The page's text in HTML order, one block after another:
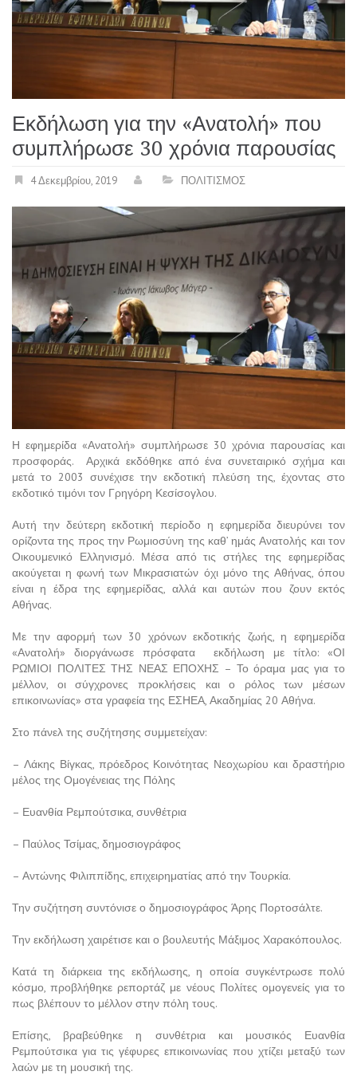
Εκδήλωση για την «Ανατολή» που
συμπλήρωσε 30 χρόνια παρουσίας
4 Δεκεμβρίου, 2019 ΠΟΛΙΤΙΣΜΟΣ
Η εφημερίδα «Ανατολή» συμπλήρωσε 30 χρόνια παρουσίας και
προσφοράς. Αρχικά εκδόθηκε από ένα συνεταιρικό σχήμα και
μετά το 2003 συνέχισε την εκδοτική πλεύση της, έχοντας στο
εκδοτικό τιμόνι τον Γρηγόρη Κεσίσογλου.
Αυτή την δεύτερη εκδοτική περίοδο η εφημερίδα διευρύνει τον
ορίζοντα της προς την Ρωμιοσύνη της καθ’ ημάς Ανατολής και τον
Οικουμενικό Ελληνισμό. Μέσα από τις στήλες της εφημερίδας
ακούγεται η φωνή των Μικρασιατών όχι μόνο της Αθήνας, όπου
είναι η έδρα της εφημερίδας, αλλά και αυτών που ζουν εκτός
Αθήνας.
Με την αφορμή των 30 χρόνων εκδοτικής ζωής, η εφημερίδα
«Ανατολή» διοργάνωσε πρόσφατα εκδήλωση με τίτλο: «ΟΙ
ΡΩΜΙΟΙ ΠΟΛΙΤΕΣ ΤΗΣ ΝΕΑΣ ΕΠΟΧΗΣ – Το όραμα μας για το
μέλλον, οι σύγχρονες προκλήσεις και ο ρόλος των μέσων
επικοινωνίας» στα γραφεία της ΕΣΗΕΑ, Ακαδημίας 20 Αθήνα.
Στο πάνελ της συζήτησης συμμετείχαν:
– Λάκης Βίγκας, πρόεδρος Κοινότητας Νεοχωρίου και δραστήριο
μέλος της Ομογένειας της Πόλης
– Ευανθία Ρεμπούτσικα, συνθέτρια
– Παύλος Τσίμας, δημοσιογράφος
– Αντώνης Φιλιππίδης, επιχειρηματίας από την Τουρκία.
Την συζήτηση συντόνισε ο δημοσιογράφος Άρης Πορτοσάλτε.
Την εκδήλωση χαιρέτισε και ο βουλευτής Μάξιμος Χαρακόπουλος.
Κατά τη διάρκεια της εκδήλωσης, η οποία συγκέντρωσε πολύ
κόσμο, προβλήθηκε ρεπορτάζ με νέους Πολίτες ομογενείς για το
πως βλέπουν το μέλλον στην πόλη τους.
Επίσης, βραβεύθηκε η συνθέτρια και μουσικός Ευανθία
Ρεμπούτσικα για τις γέφυρες επικοινωνίας που χτίζει μεταξύ των
λαών με τη μουσική της.